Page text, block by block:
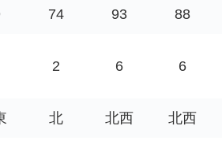
74 93 88
2 6 6
北 北西 北西